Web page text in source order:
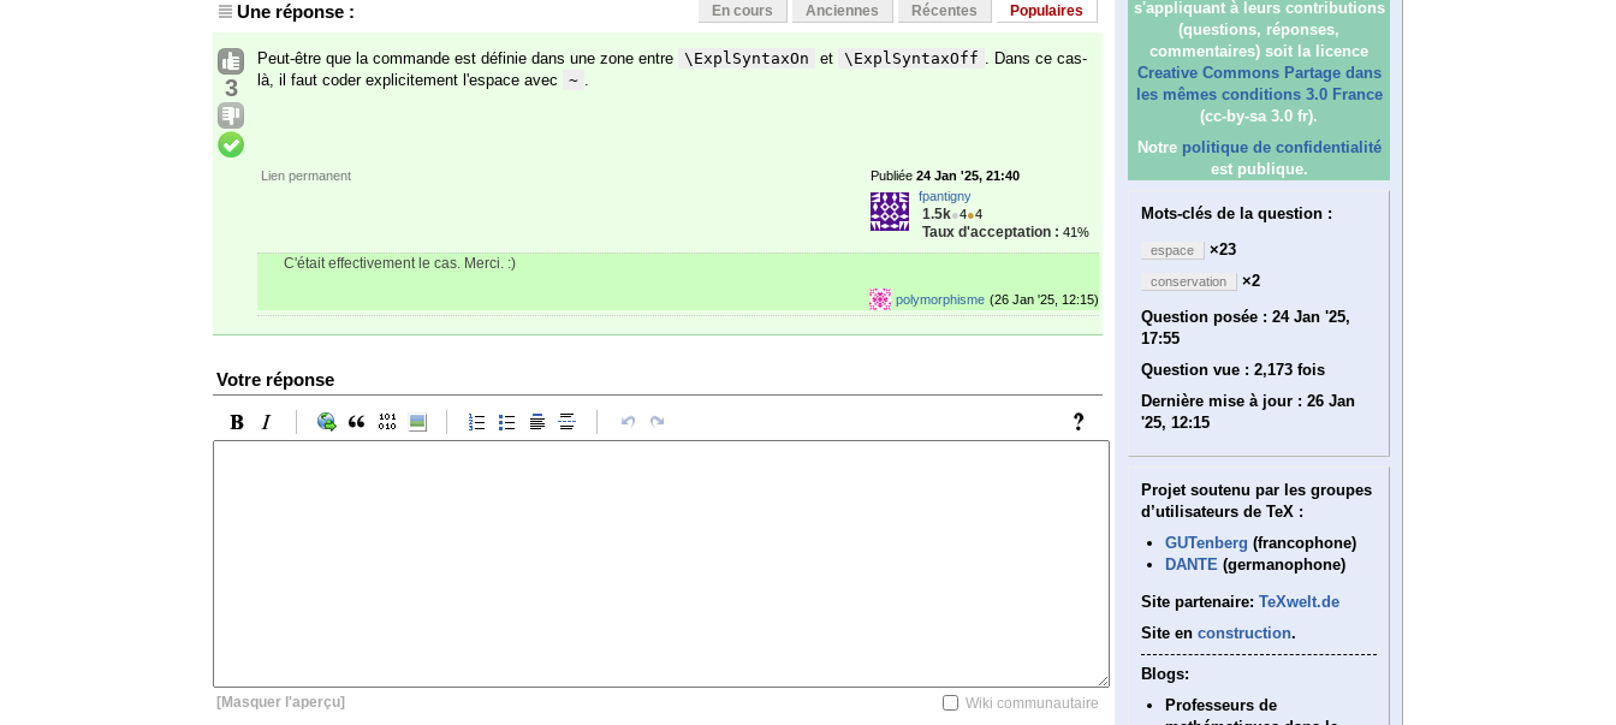
Une réponse : En cours Anciennes Récentes Populaires
3
Peut-être que la commande est définie dans une zone entre \ExplSyntaxOn et \ExplSyntaxOff . Dans ce cas-
là, il faut coder explicitement l'espace avec
~ .
Lien permanent Publiée 24 Jan '25, 21:40
fpantigny
1.5k●4●4
Taux d'acceptation : 41%
C'était effectivement le cas. Merci. :)
(26 Jan '25, 12:15)
polymorphisme
Votre réponse
[Masquer l'aperçu] Wiki communautaire
s'appliquant à leurs contributions
(questions, réponses,
commentaires) soit la licence
Creative Commons Partage dans
les mêmes conditions 3.0 France
(cc-by-sa 3.0 fr).
Notre politique de confidentialité
est publique.
Mots-clés de la question :
espace ×23
conservation
×2
Question posée : 24 Jan '25,
17:55
Question vue : 2,173 fois
Dernière mise à jour : 26 Jan
'25, 12:15
Projet soutenu par les groupes
d’utilisateurs de TeX :
GUTenberg (francophone)
DANTE (germanophone)
Site partenaire: TeXwelt.de
Site en construction.
Blogs:
Professeurs de